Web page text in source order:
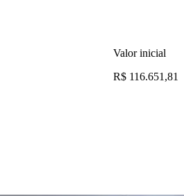
Valor inicial
R$ 116.651,81